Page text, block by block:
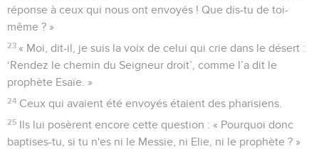
réponse à ceux qui nous ont envoyés ! Que dis-tu de toi-
même ? »
23 « Moi, dit-il, je suis la voix de celui qui crie dans le désert :
‘Rendez le chemin du Seigneur droit’, comme l’a dit le
prophète Esaïe. »
24 Ceux qui avaient été envoyés étaient des pharisiens.
25
Ils lui posèrent encore cette question : « Pourquoi donc
baptises-tu, si tu n'es ni le Messie, ni Elie, ni le prophète ? »